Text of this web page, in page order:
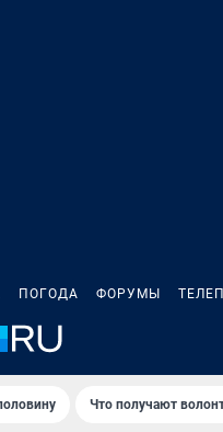
ПОГОДА ФОРУМЫ
Что получают